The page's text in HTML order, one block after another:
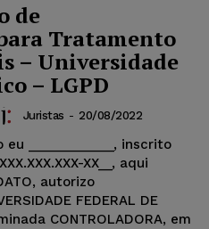
de
Tratamento
– Universidade
– LGPD
Juristas - 20/08/2022
____________, inscrito
XX__, aqui
autorizo
FEDERAL DE
CONTROLADORA, em